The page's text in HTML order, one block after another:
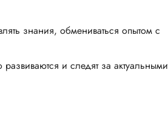
знания, обмениваться опытом с
и следят за актуальными